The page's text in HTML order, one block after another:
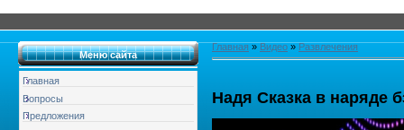
Меню сайта
Главная
Вопросы
Предложения
Главная » Видео » Развлечения
Надя Сказка в наряде